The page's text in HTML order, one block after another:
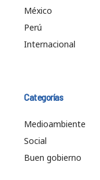
México
Perú
Internacional
Categorías
Medioambiente
Social
Buen gobierno